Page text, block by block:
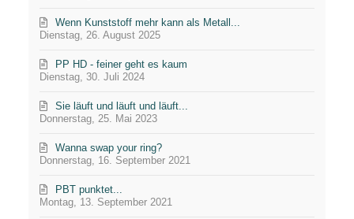
Dienstag, 26. August 2025
Wenn Kunststoff mehr kann als Metall...
Dienstag, 30. Juli 2024
PP HD - feiner geht es kaum
Donnerstag, 25. Mai 2023
Sie läuft und läuft und läuft...
Donnerstag, 16. September 2021
Wanna swap your ring?
Montag, 13. September 2021
PBT punktet...